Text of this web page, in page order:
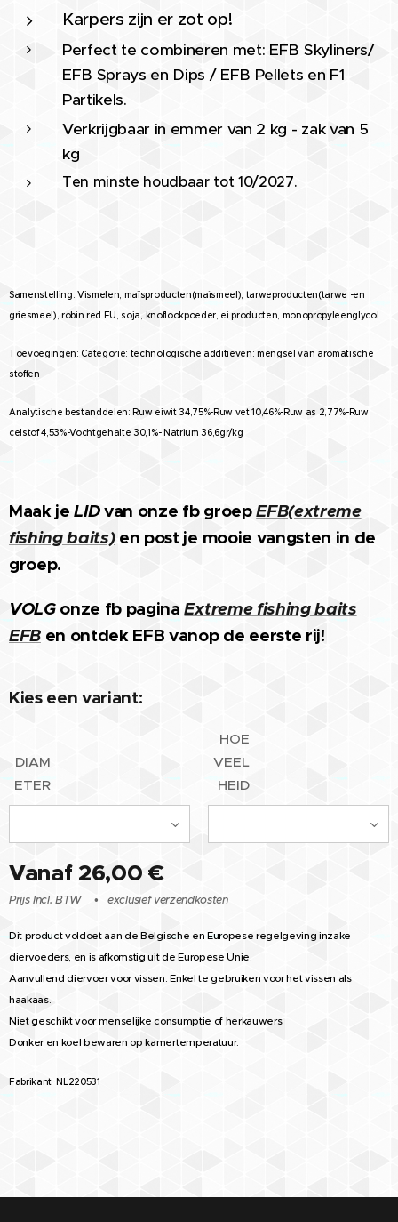
Karpers zijn er zot op!
Perfect te combineren met: EFB Skyliners/
EFB Sprays en Dips / EFB Pellets en F1
Partikels.
Verkrijgbaar in emmer van 2 kg - zak van 5
kg
Ten minste houdbaar tot 10/2027.
Samenstelling: Vismelen, maïsproducten(maïsmeel), tarweproducten(tarwe -en
griesmeel), robin red EU, soja, knoflookpoeder, ei producten, monopropyleenglycol
Toevoegingen: Categorie: technologische additieven: mengsel van aromatische
stoffen
Analytische bestanddelen: Ruw eiwit 34,75%-Ruw vet 10,46%-Ruw as 2,77%-Ruw
celstof 4,53%-Vochtgehalte 30,1%- Natrium 36,6gr/kg
Maak jeLIDvan onze fb groepEFB(extreme
fishing baits) en post je mooie vangsten in de
groep.
VOLGonze fb pagina Extreme fishing baits
EFB en ontdek EFB vanop de eerste rij!
Kies een variant:
DIAM
ETER
HOE
VEEL
HEID
Vanaf 26,00 €
Prijs Incl. BTW exclusief verzendkosten
Dit product voldoet aan de Belgische en Europese regelgeving inzake
diervoeders, en is afkomstig uit de Europese Unie.
Aanvullend diervoer voor vissen. Enkel te gebruiken voor het vissen als
haakaas.
Niet geschikt voor menselijke consumptie of herkauwers.
Donker en koel bewaren op kamertemperatuur.
Fabrikant NL220531